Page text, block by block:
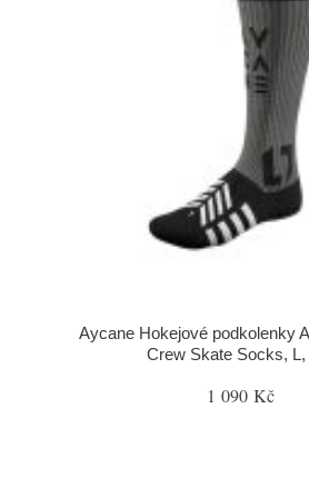
Aycane Hokejové podkolenky
Crew Skate Socks, L,
1 090 Kč